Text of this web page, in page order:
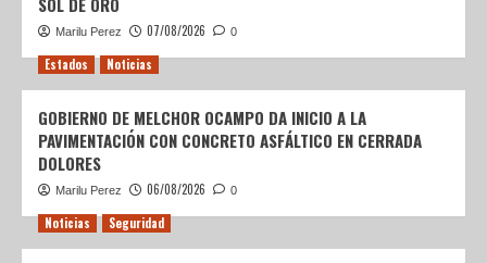
Marilu Perez 07/08/2026 0
Estados Noticias
GOBIERNO DE MELCHOR OCAMPO DA INICIO A LA
PAVIMENTACIÓN CON CONCRETO ASFÁLTICO EN CERRADA
DOLORES
Marilu Perez 06/08/2026 0
Noticias Seguridad